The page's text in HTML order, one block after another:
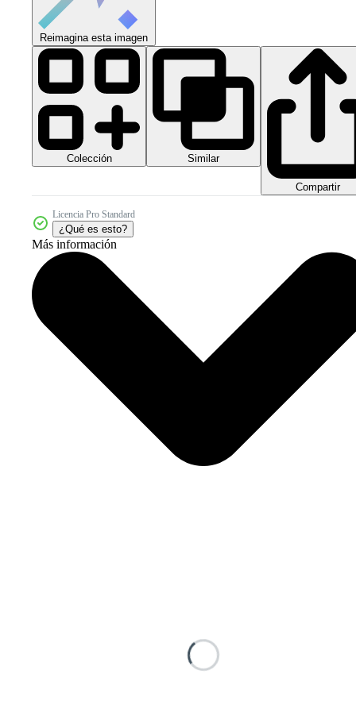
Reimagina esta imagen
Colección Similar
Compartir
Licencia Pro Standard
¿Qué es esto?
Más información